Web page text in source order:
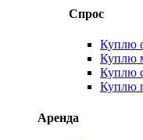
Спрос
Куплю
Куплю
Куплю
Куплю
Аренда